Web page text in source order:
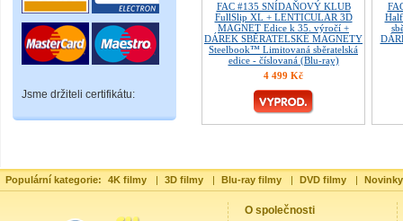
Jsme držiteli certifikátu:
FAC #135 SNÍDAŇOVÝ KLUB
FullSlip XL + LENTICULAR 3D
MAGNET Edice k 35. výročí +
DÁREK SBĚRATELSKÉ MAGNETY
Steelbook™ Limitovaná sběratelská
edice - číslovaná (Blu-ray)
4 499 Kč
Populární kategorie: 4K filmy | 3D filmy | Blu-ray filmy | DVD filmy |
O společnosti